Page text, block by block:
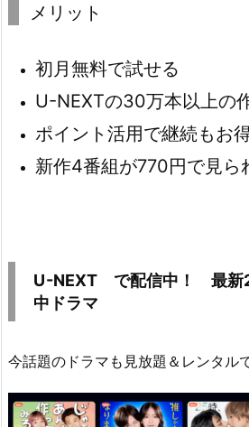
メリット
初月無料で試せる
U-NEXTの30万本以上の
ポイント活用で継続もお
新作4番組が770円で見ら
U-NEXT で配信中！ 最新
中ドラマ
今話題のドラマも見放題＆レンタル